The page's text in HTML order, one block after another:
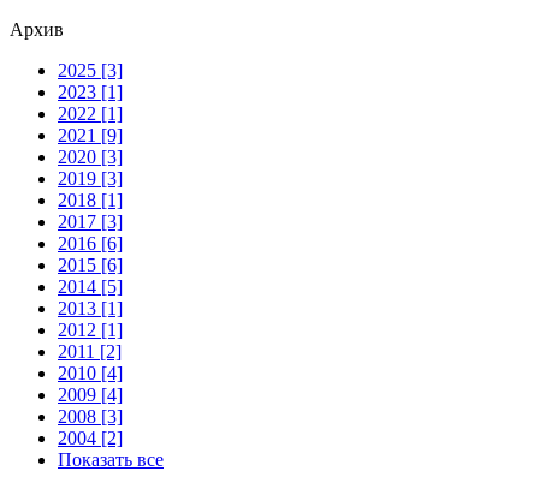
Архив
2025 [3]
2023 [1]
2022 [1]
2021 [9]
2020 [3]
2019 [3]
2018 [1]
2017 [3]
2016 [6]
2015 [6]
2014 [5]
2013 [1]
2012 [1]
2011 [2]
2010 [4]
2009 [4]
2008 [3]
2004 [2]
Показать все